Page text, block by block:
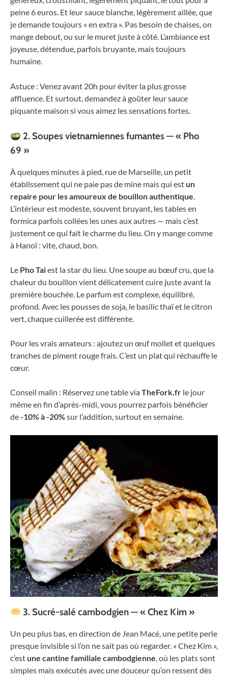
peine 6 euros. Et leur sauce blanche, légèrement aillée, que
je demande toujours « en extra ». Pas besoin de chaises, on
mange debout, ou sur le muret juste à côté. L’ambiance est
joyeuse, détendue, parfois bruyante, mais toujours
humaine.
Astuce : Venez avant 20h pour éviter la plus grosse
affluence. Et surtout, demandez à goûter leur sauce
piquante maison si vous aimez les sensations fortes.
2. Soupes vietnamiennes fumantes — « Pho
69 »
À quelques minutes à pied, rue de Marseille, un petit
établissement qui ne paie pas de mine mais qui est un
repaire pour les amoureux de bouillon authentique
L’intérieur est modeste, souvent bruyant, les tables en
formica parfois collées les unes aux autres — mais c’est
justement ce qui fait le charme du lieu. On y mange comme
à Hanoï : vite, chaud, bon.
Le Pho Taiest la star du lieu. Une soupe au bœuf cru, que la
chaleur du bouillon vient délicatement cuire juste avant la
première bouchée. Le parfum est complexe, équilibré,
profond. Avec les pousses de soja, le basilic thaï et le citron
vert, chaque cuillerée est différente.
Pour les vrais amateurs : ajoutez un œuf mollet et quelques
tranches de piment rouge frais. C’est un plat qui réchauffe le
cœur.
Conseil malin : Réservez une table viaTheFork.fr le jour
même en fin d’après-midi, vous pourrez parfois bénéficier
de-10% à -20%sur l’addition, surtout en semaine.
3. Sucré-salé cambodgien — « Chez Kim »
Un peu plus bas, en direction de Jean Macé, une petite perle
presque invisible si l’on ne sait pas où regarder. « Chez Kim »,
c’est une cantine familiale cambodgienne, où les plats sont
simples mais exécutés avec une douceur qu’on ressent dès